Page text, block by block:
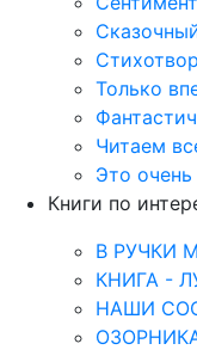
Только
Читаем
Это очень
Книги по
В РУЧКИ
КНИГА -
НАШИ